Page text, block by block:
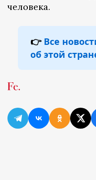
человека.
👉 Все
об этой